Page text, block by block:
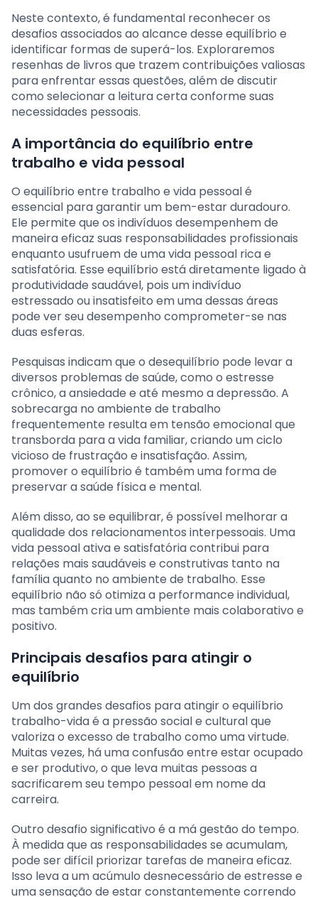
Neste contexto, é fundamental reconhecer os
desafios associados ao alcance desse equilíbrio e
identificar formas de superá-los. Exploraremos
resenhas de livros que trazem contribuições valiosas
para enfrentar essas questões, além de discutir
como selecionar a leitura certa conforme suas
necessidades pessoais.
A importância do equilíbrio entre
trabalho e vida pessoal
O equilíbrio entre trabalho e vida pessoal é
essencial para garantir um bem-estar duradouro.
Ele permite que os indivíduos desempenhem de
maneira eficaz suas responsabilidades profissionais
enquanto usufruem de uma vida pessoal rica e
satisfatória. Esse equilíbrio está diretamente ligado à
produtividade saudável, pois um indivíduo
estressado ou insatisfeito em uma dessas áreas
pode ver seu desempenho comprometer-se nas
duas esferas.
Pesquisas indicam que o desequilíbrio pode levar a
diversos problemas de saúde, como o estresse
crônico, a ansiedade e até mesmo a depressão. A
sobrecarga no ambiente de trabalho
frequentemente resulta em tensão emocional que
transborda para a vida familiar, criando um ciclo
vicioso de frustração e insatisfação. Assim,
promover o equilíbrio é também uma forma de
preservar a saúde física e mental.
Além disso, ao se equilibrar, é possível melhorar a
qualidade dos relacionamentos interpessoais. Uma
vida pessoal ativa e satisfatória contribui para
relações mais saudáveis e construtivas tanto na
família quanto no ambiente de trabalho. Esse
equilíbrio não só otimiza a performance individual,
mas também cria um ambiente mais colaborativo e
positivo.
Principais desafios para atingir o
equilíbrio
Um dos grandes desafios para atingir o equilíbrio
trabalho-vida é a pressão social e cultural que
valoriza o excesso de trabalho como uma virtude.
Muitas vezes, há uma confusão entre estar ocupado
e ser produtivo, o que leva muitas pessoas a
sacrificarem seu tempo pessoal em nome da
carreira.
Outro desafio significativo é a má gestão do tempo.
À medida que as responsabilidades se acumulam,
pode ser difícil priorizar tarefas de maneira eficaz.
Isso leva a um acúmulo desnecessário de estresse e
uma sensação de estar constantemente correndo